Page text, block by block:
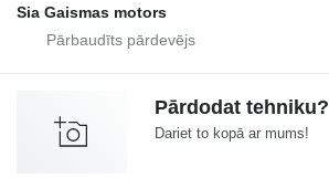
Sia Gaismas motors
Pārdodat tehniku?
Dariet to kopā ar mums!